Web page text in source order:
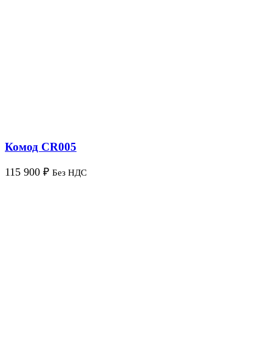
Комод CR005
115 900 ₽ Без НДС